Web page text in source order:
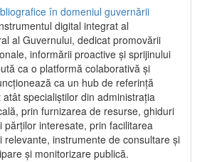
în domeniul guvernării
digital integrat al
al Guvernului, dedicat promovării
informării proactive și sprijinului
ca o platformă colaborativă și
ca un hub de referință
specialiștilor din administrația
prin furnizarea de resurse, ghiduri
părților interesate, prin facilitarea
relevante, instrumente de consultare și
și monitorizare publică.